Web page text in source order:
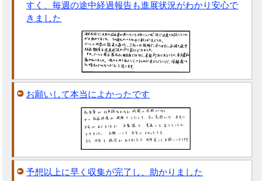
すく、毎週の途中経過報告も進展状況がわかり安心で
きました
お願いして本当によかったです
予想以上に早く収集が完了し、助かりました